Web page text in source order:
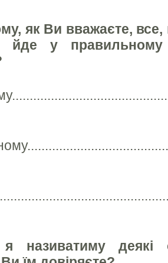
як Ви вважаєте, все,
йде у
називатиму деякі